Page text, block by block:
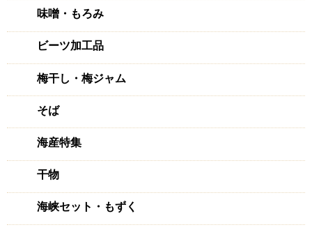
味噌・もろみ
ビーツ加工品
梅干し・梅ジャム
そば
海産特集
干物
海峡セット・もずく